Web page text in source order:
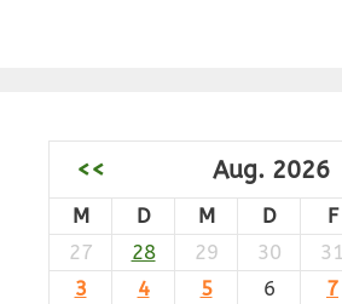
<< Aug. 2026
M D M D F
27
28 29 30 31
3
4 5 6 7